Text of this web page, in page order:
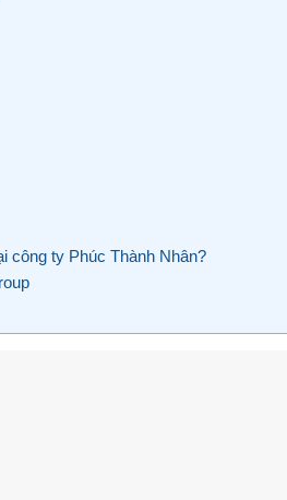
công ty Phúc Thành Nhân?